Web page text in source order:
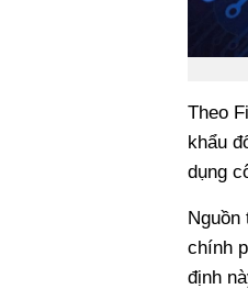
Theo
khẩu
dụng
Nguồn
chính
định